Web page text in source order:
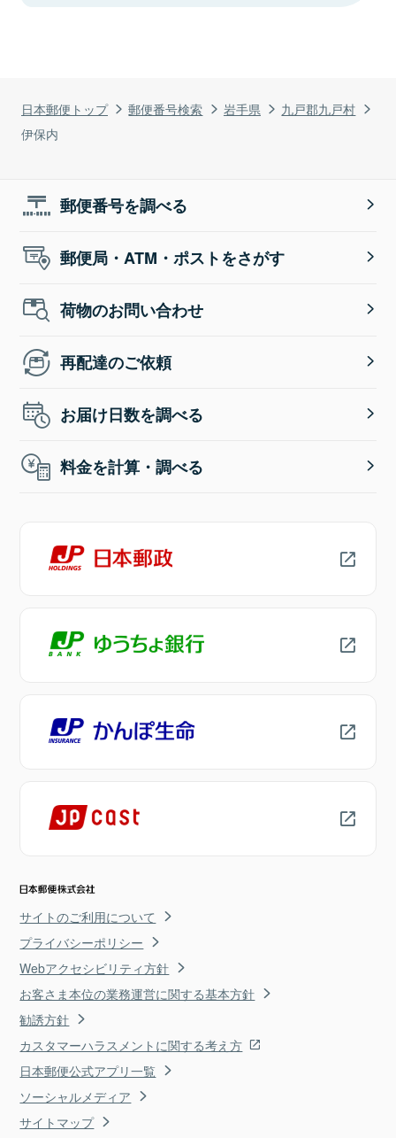
日本郵便トップ 郵便番号検索 岩手県
九戸郡九戸村
伊保内
郵便番号を調べる
郵便局・ATM・ポストをさがす
荷物のお問い合わせ
再配達のご依頼
お届け日数を調べる
料金を計算・調べる
サイトのご利用について
プライバシーポリシー
Webアクセシビリティ方針
お客さま本位の業務運営に関する基本方針
勧誘方針
カスタマーハラスメントに関する考え方
日本郵便公式アプリ一覧
ソーシャルメディア
サイトマップ